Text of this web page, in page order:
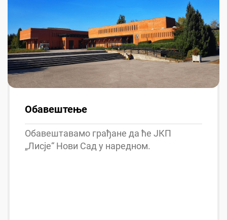
Обавештење
Обавештавамо грађане да ће ЈКП
„Лисје“ Нови Сад у наредном.